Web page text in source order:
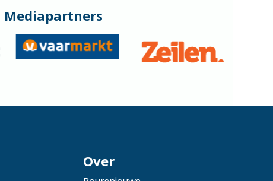
Mediapartners
Over